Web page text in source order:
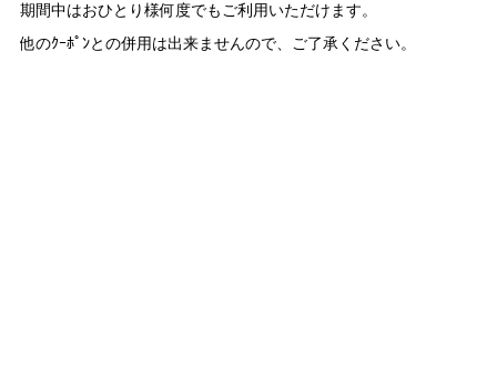
期間中はおひとり様何度でもご利用いただけます。
他のｸｰﾎﾟﾝとの併用は出来ませんので、ご了承ください。